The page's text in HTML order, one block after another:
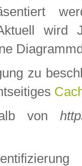
wird
zu
von